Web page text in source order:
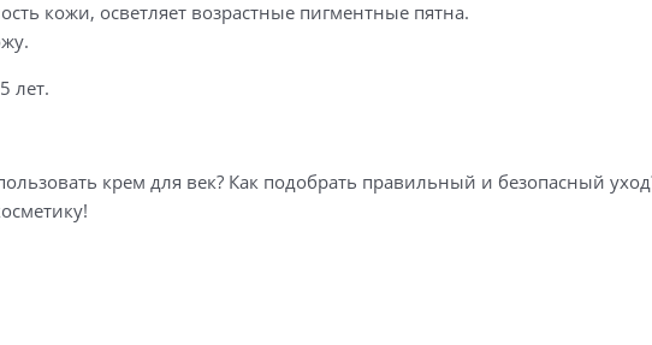
кожи, осветляет возрастные пигментные пятна.
лет.
крем для век? Как подобрать правильный и безопасный